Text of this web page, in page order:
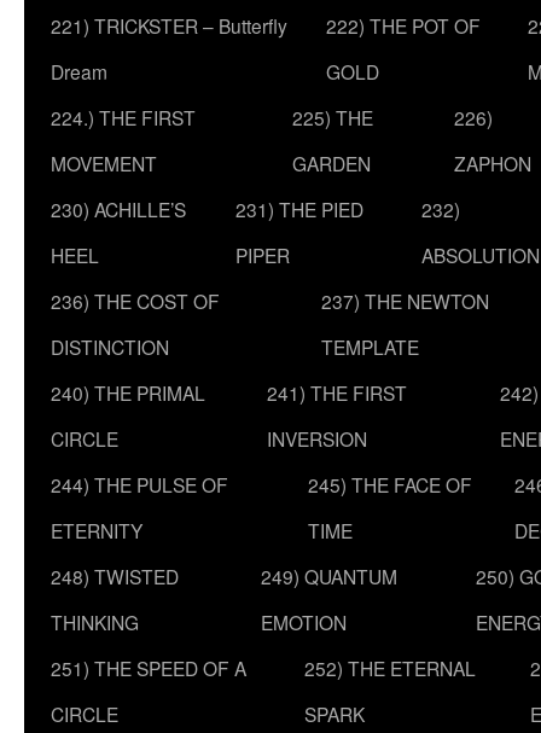
221) TRICKSTER – Butterfly
Dream
222) THE POT OF
GOLD
224.) THE FIRST
MOVEMENT
225) THE
GARDEN
226)
ZAPHON
230) ACHILLE’S
HEEL
231) THE PIED
PIPER
232)
ABSOLUTION
236) THE COST OF
DISTINCTION
237) THE NEWTON
TEMPLATE
240) THE PRIMAL
CIRCLE
241) THE FIRST
INVERSION
244) THE PULSE OF
ETERNITY
245) THE FACE OF
TIME
248) TWISTED
THINKING
249) QUANTUM
EMOTION
250)
251) THE SPEED OF A
CIRCLE
252) THE ETERNAL
SPARK